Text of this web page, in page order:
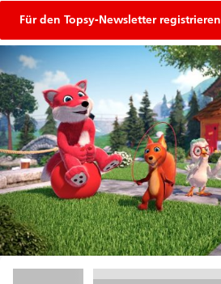
Für den Topsy-Newsletter registrieren